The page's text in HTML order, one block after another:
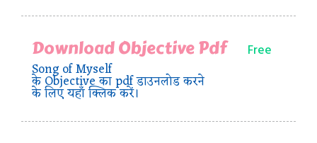
Download Objective Pdf
Song of Myself
के Objective का pdf डाउनलोड करने
के लिए यहाँ क्लिक करें।
Free